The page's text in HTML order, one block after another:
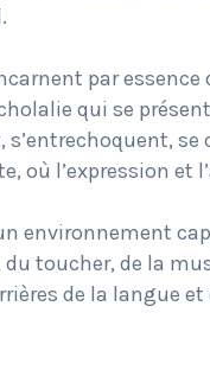
par essence
qui se
se
où l’expression et
environnement
toucher, de la
de la langue